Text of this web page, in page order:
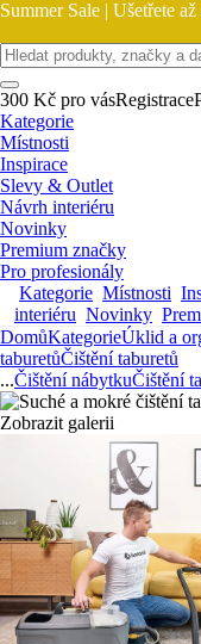
Summer Sale | Ušetřete
300 Kč pro vásRegistrace
Kategorie
Místnosti
Inspirace
Slevy & Outlet
Návrh interiéru
Novinky
Premium značky
Pro profesionály
Kategorie Místnosti
interiéru Novinky
DomůKategorieÚklid a
taburetůČištění taburetů
...Čištění nábytkuČištění
Zobrazit galerii